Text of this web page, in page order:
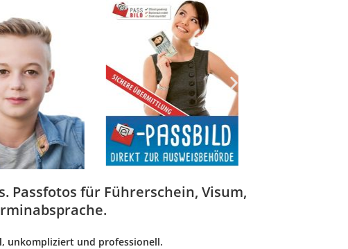
Passfotos für Führerschein, Visum,
unkompliziert und professionell.